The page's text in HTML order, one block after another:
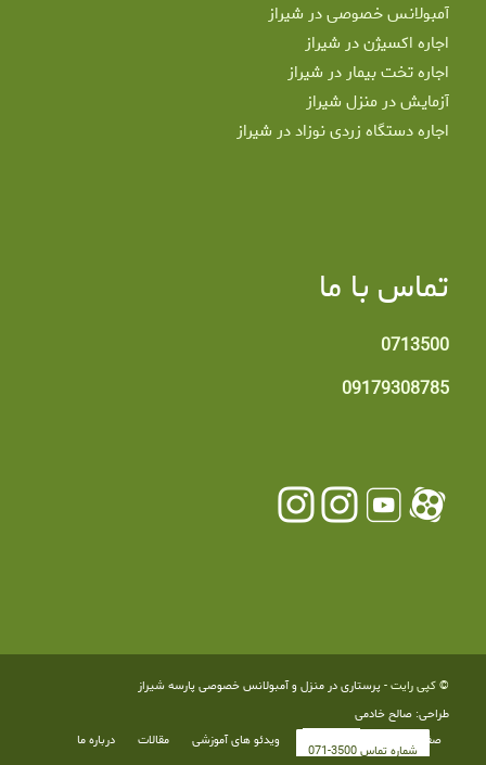
آمبولانس خصوصی در شیراز
اجاره اکسیژن در شیراز
اجاره تخت بیمار در شیراز
آزمایش در منزل شیراز
اجاره دستگاه زردی نوزاد در شیراز
تماس با ما
0713500
09179308785
© کپی رایت -پرستاری در منزل و آمبولانس خصوصی پارسه شیراز
طراحی: صالح خادمی
صفحه اصلی
ویدئو های آموزشی مقالات درباره ما
شماره تماس 3500-071